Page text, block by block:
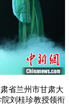
省兰州市甘肃大
刘桂珍教授领衔